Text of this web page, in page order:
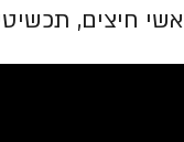
חיצים,